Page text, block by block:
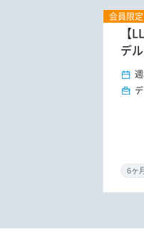
会員限定
【
デ